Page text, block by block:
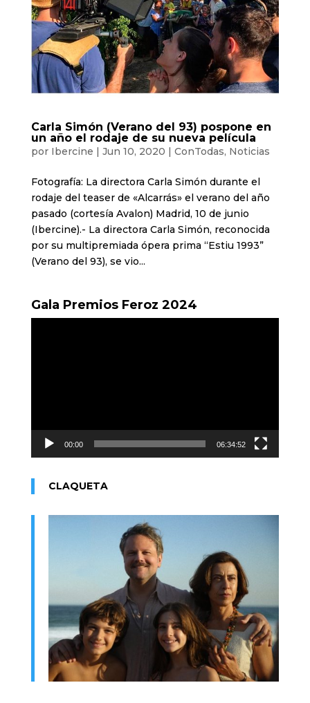
Carla Simón (Verano del 93) pospone en
un año el rodaje de su nueva película
por Ibercine Jun 10, 2020 ConTodas, Noticias
Fotografía: La directora Carla Simón durante el
rodaje del teaser de «Alcarrás» el verano del año
pasado (cortesía Avalon) Madrid, 10 de junio
(Ibercine).- La directora Carla Simón, reconocida
por su multipremiada ópera prima “Estiu 1993”
(Verano del 93), se vio...
Gala Premios Feroz 2024
00:00 06:34:52
CLAQUETA